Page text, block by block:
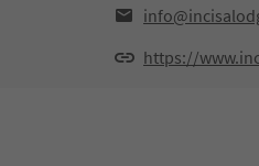
https://